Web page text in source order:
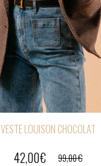
VESTE LOUISON CHOCOLAT
42,00€ 99,00€